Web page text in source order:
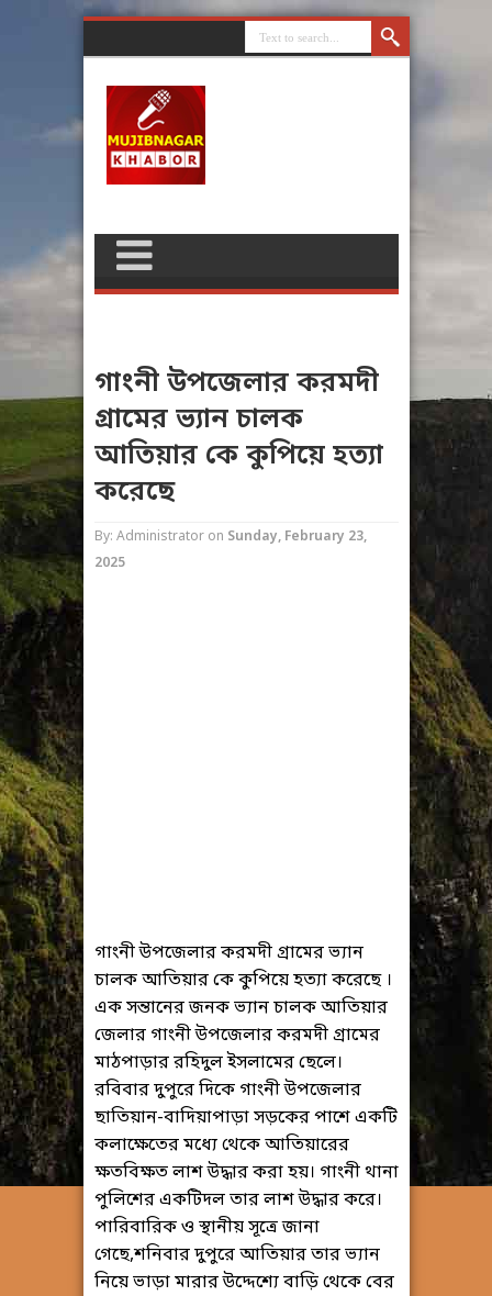
গাংনী উপজেলার করমদী
গ্রামের ভ্যান চালক
আতিয়ার কে কুপিয়ে হত্যা
করেছে
By: Administrator on Sunday, February 23,
2025
গাংনী উপজেলার করমদী গ্রামের ভ্যান
চালক আতিয়ার কে কুপিয়ে হত্যা করেছে ।
এক সন্তানের জনক ভ্যান চালক আতিয়ার
জেলার গাংনী উপজেলার করমদী গ্রামের
মাঠপাড়ার রহিদুল ইসলামের ছেলে।
রবিবার দুপুরে দিকে গাংনী উপজেলার
ছাতিয়ান-বাদিয়াপাড়া সড়কের পাশে একটি
কলাক্ষেতের মধ্যে থেকে আতিয়ারের
ক্ষতবিক্ষত লাশ উদ্ধার করা হয়। গাংনী থানা
পুলিশের একটিদল তার লাশ উদ্ধার করে।
পারিবারিক ও স্থানীয় সূত্রে জানা
গেছে,শনিবার দুপুরে আতিয়ার তার ভ্যান
নিয়ে ভাড়া মারার উদ্দেশ্যে বাড়ি থেকে বের